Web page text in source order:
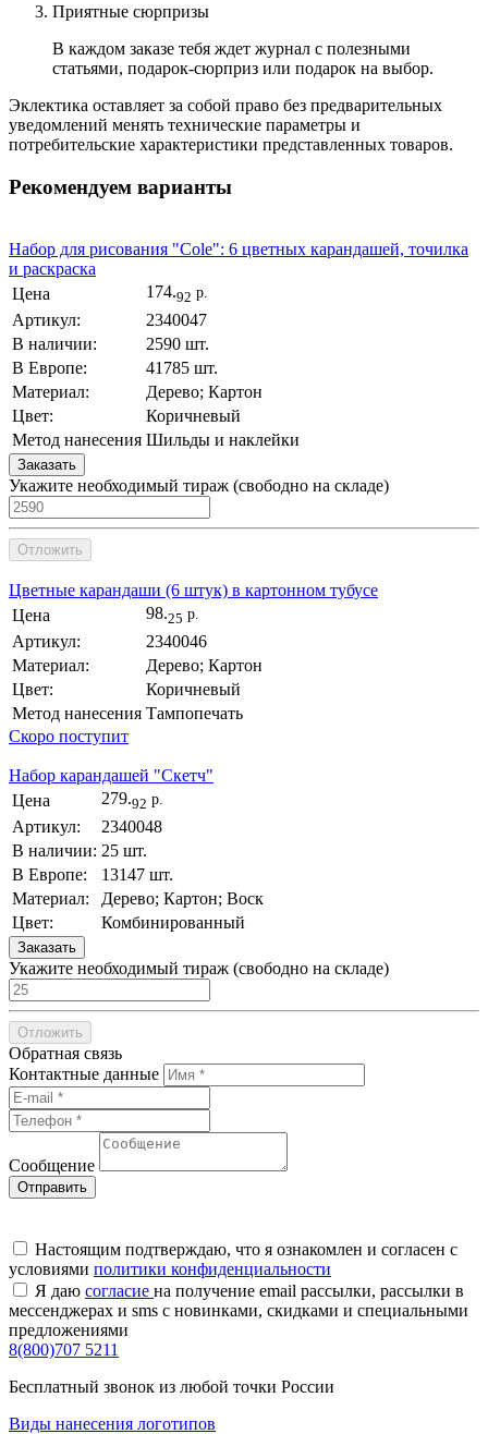
Приятные сюрпризы
В каждом заказе тебя ждет журнал с полезными
статьями, подарок-сюрприз или подарок на выбор.
Эклектика оставляет за собой право без предварительных
уведомлений менять технические параметры и
потребительские характеристики представленных товаров.
Рекомендуем варианты
Набор для рисования "Cole": 6 цветных карандашей, точилка
и раскраска
Цена
174.92 р.
Артикул:
2340047
В наличии:
2590 шт.
В Европе:
41785 шт.
Материал:
Дерево; Картон
Цвет:
Коричневый
Метод нанесения Шильды и наклейки
Заказать
Укажите необходимый тираж (cвободно на складе)
Отложить
Цветные карандаши (6 штук) в картонном тубусе
Цена
98.25 р.
Артикул:
2340046
Материал:
Дерево; Картон
Цвет:
Коричневый
Метод нанесения Тампопечать
Скоро поступит
Набор карандашей "Скетч"
Цена
279.92 р.
Артикул:
2340048
В наличии: 25 шт.
В Европе:
13147 шт.
Материал:
Дерево; Картон; Воск
Цвет:
Комбинированный
Заказать
Укажите необходимый тираж (cвободно на складе)
Отложить
Обратная связь
Контактные данные
Сообщение
Настоящим подтверждаю, что я ознакомлен и согласен с
условиями политики конфиденциальности
Я даю согласие на получение email рассылки, рассылки в
мессенджерах и sms с новинками, скидками и специальными
предложениями
8(800)707 5211
Бесплатный звонок из любой точки России
Виды нанесения логотипов